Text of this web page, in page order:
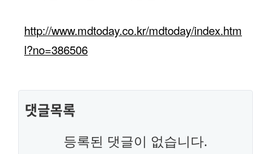
http://www.mdtoday.co.kr/mdtoday/index.htm
l?no=386506
댓글목록
등록된 댓글이 없습니다.